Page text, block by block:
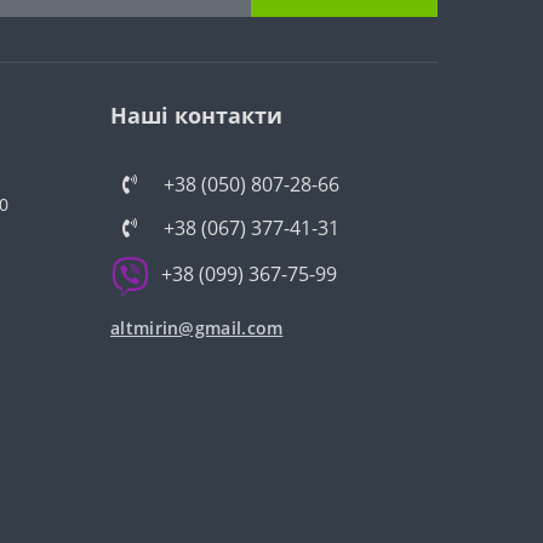
Наші контакти
+38 (050) 807-28-66
+38 (067) 377-41-31
+38 (099) 367-75-99
altmirin@gmail.com